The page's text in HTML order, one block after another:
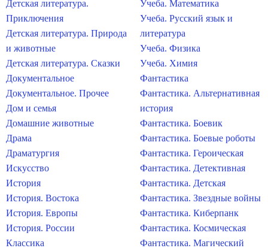
Детская литература.
Приключения
Детская литература. Природа
и животные
Детская литература. Сказки
Документальное
Документальное. Прочее
Дом и семья
Домашние животные
Драма
Драматургия
Искусство
История
История. Востока
История. Европы
История. России
Классика
Учеба. Математика
Учеба. Русский язык и
литература
Учеба. Физика
Учеба. Химия
Фантастика
Фантастика. Альтернативная
история
Фантастика. Боевик
Фантастика. Боевые роботы
Фантастика. Героическая
Фантастика. Детективная
Фантастика. Детская
Фантастика. Звездные войны
Фантастика. Киберпанк
Фантастика. Космическая
Фантастика. Магический